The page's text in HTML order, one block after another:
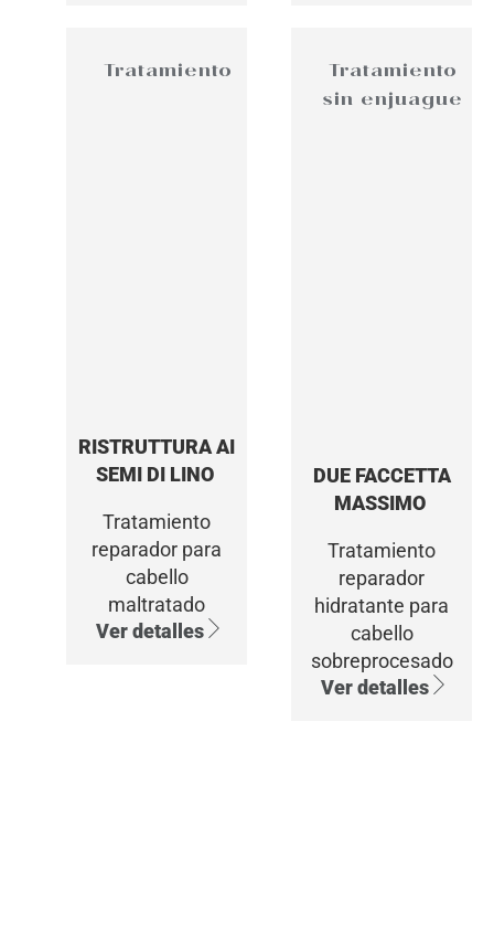
Tratamiento
RISTRUTTURA AI
SEMI DI LINO
Tratamiento
reparador para
cabello
maltratado
Ver detalles
Tratamiento
sin enjuague
DUE FACCETTA
MASSIMO
Tratamiento
reparador
hidratante para
cabello
sobreprocesado
Ver detalles